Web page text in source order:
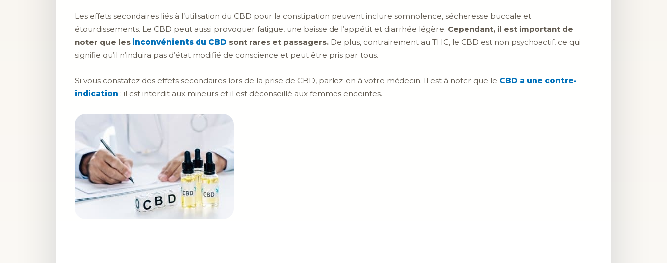
Les effets secondaires liés à l’utilisation du CBD pour la constipation peuvent inclure somnolence, sécheresse buccale et
étourdissements. Le CBD peut aussi provoquer fatigue, une baisse de l’appétit et diarrhée légère. Cependant, il est important de
noter que les inconvénients du CBD sont rares et passagers. De plus, contrairement au THC, le CBD est non psychoactif, ce qui
signifie qu’il n’induira pas d’état modifié de conscience et peut être pris par tous.
Si vous constatez des effets secondaires lors de la prise de CBD, parlez-en à votre médecin. Il est à noter que le CBD a une contre-
indication : il est interdit aux mineurs et il est déconseillé aux femmes enceintes.